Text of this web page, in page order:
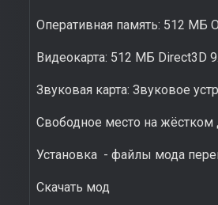
Оперативная память: 512 МБ
Видеокарта: 512 МБ Direct3D
Звуковая карта: Звуковое
Свободное место на жёстком
Установка - файлы мода
Скачать мод